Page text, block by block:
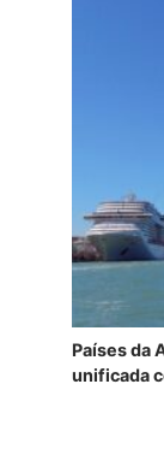
Países da
unificada